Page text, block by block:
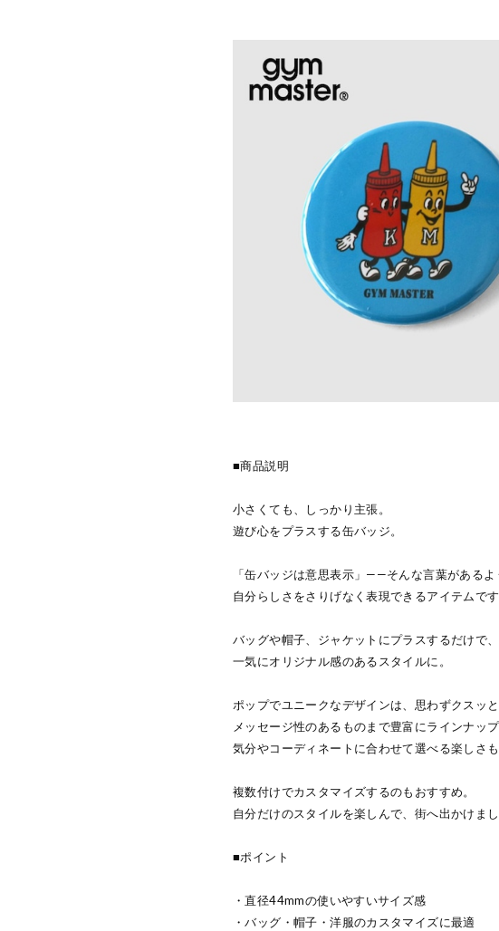
■商品説明
小さくても、しっかり主張。
遊び心をプラスする缶バッジ。
「缶バッジは意思表示」——そんな言葉があるよ
自分らしさをさりげなく表現できるアイテムです
バッグや帽子、ジャケットにプラスするだけで、
一気にオリジナル感のあるスタイルに。
ポップでユニークなデザインは、思わずクスッと
メッセージ性のあるものまで豊富にラインナップ
気分やコーディネートに合わせて選べる楽しさも
複数付けでカスタマイズするのもおすすめ。
自分だけのスタイルを楽しんで、街へ出かけまし
■ポイント
・直径44mmの使いやすいサイズ感
・バッグ・帽子・洋服のカスタマイズに最適